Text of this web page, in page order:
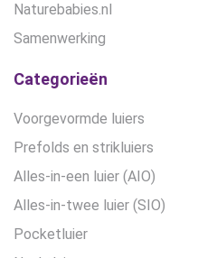
Naturebabies.nl
Samenwerking
Categorieën
Voorgevormde luiers
Prefolds en strikluiers
Alles-in-een luier (AIO)
Alles-in-twee luier (SIO)
Pocketluier